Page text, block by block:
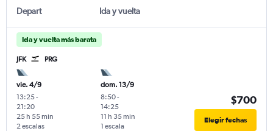
Depart Ida y vuelta
Ida y vuelta más barata
JFK PRG
vie. 4/9
13:25-
21:20
2 escalas
25 h 55 min
dom. 13/9
8:50-
14:25
1 escala
11 h 35 min
$700
Elegir fechas